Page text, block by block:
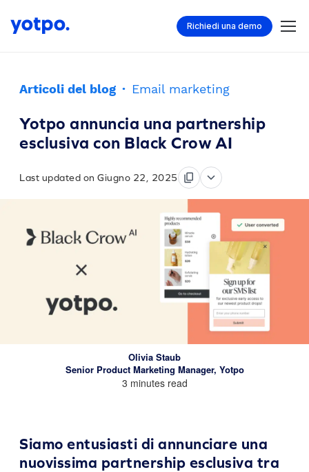
Richiedi una demo
Articoli del blog · Email marketing
Yotpo annuncia una partnership
esclusiva con Black Crow AI
Last updated on Giugno 22, 2025
Olivia Staub
Senior Product Marketing Manager, Yotpo
3 minutes read
Siamo entusiasti di annunciare una
nuovissima partnership esclusiva tra